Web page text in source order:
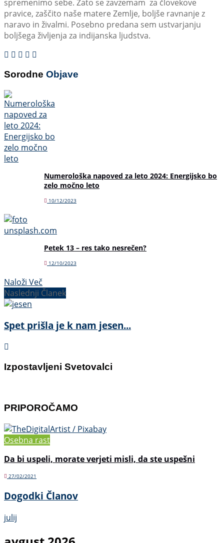
spremenimo sebe. Zato se zavzemam za človekove
pravice, zaščito naše matere Zemlje, boljše ravnanje z
naravo in živalmi. Posebno predana sem ustvarjanju
boljšega življenja za indijanska ljudstva.
Sorodne Objave
Numerološka napoved za leto 2024: Energijsko bo
zelo močno leto
10/12/2023
Petek 13 – res tako nesrečen?
12/10/2023
Naloži Več
Naslednji Članek
Spet prišla je k nam jesen...
Izpostavljeni Svetovalci
PRIPOROČAMO
Osebna rast
Da bi uspeli, morate verjeti misli, da ste uspešni
27/02/2021
Dogodki Članov
julij